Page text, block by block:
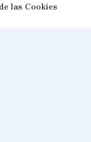
las Cookies